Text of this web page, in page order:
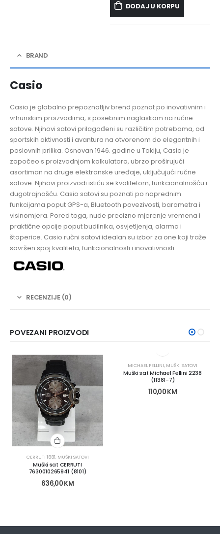
DODAJ U KORPU
BRAND
Casio
Casio je globalno prepoznatljiv brend poznat po inovativnim i
vrhunskim proizvodima, s posebnim naglaskom na ručne
satove. Njihovi satovi prilagođeni su različitim potrebama, od
sportskih aktivnosti i avantura na otvorenom do elegantnih i
poslovnih prilika. Osnovan 1946. godine u Tokiju, Casio je
započeo s proizvodnjom kalkulatora, ubrzo proširujući
asortiman na druge elektronske uređaje, uključujući ručne
satove. Njihovi proizvodi ističu se kvalitetom, funkcionalnošću i
dugotrajnošću. Casio satovi su poznati po naprednim
funkcijama poput GPS-a, Bluetooth povezivosti, barometra i
visinomjera. Pored toga, nude precizno mjerenje vremena i
praktične opcije poput budilnika, osvjetljenja, alarma i
štoperice. Casio ručni satovi idealan su izbor za one koji traže
savršen spoj kvaliteta, funkcionalnosti i inovativnosti.
RECENZIJE (0)
POVEZANI PROIZVODI
CERRUTI 1881, MUŠKI SATOVI
Muški sat CERRUTI
7630010265941 (8101)
636,00KM
MICHAEL FELLINI, MUŠKI SATOVI
Muški sat Michael Fellini 2238
(11381-7)
110,00KM